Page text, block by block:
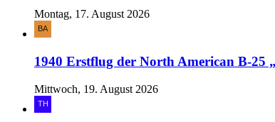
Montag, 17. August 2026
1940 Erstflug der North American B-25
Mittwoch, 19. August 2026